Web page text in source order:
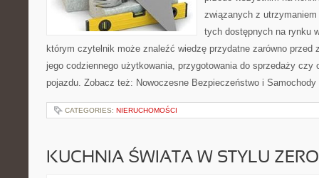
związanych z utrzymaniem
tych dostępnych na rynku
którym czytelnik może znaleźć wiedzę przydatne zarówno przed
jego codziennego użytkowania, przygotowania do sprzedaży czy
pojazdu. Zobacz też: Nowoczesne Bezpieczeństwo i
CATEGORIES: NIERUCHOMOŚCI
KUCHNIA ŚWIATA W STYLU